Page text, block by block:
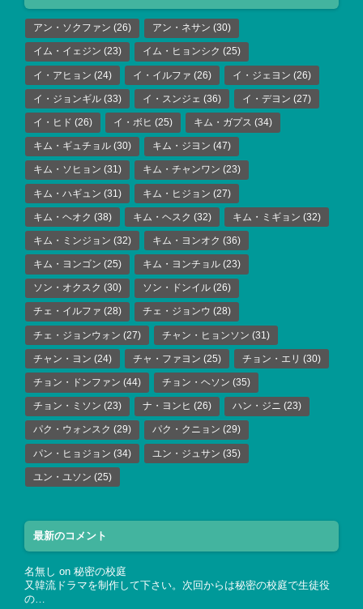
アン・ソクファン (26) アン・ネサン (30)
イム・イェジン (23) イム・ヒョンシク (25)
イ・アヒョン (24) イ・イルファ (26) イ・ジェヨン (26)
イ・ジョンギル (33) イ・スンジェ (36) イ・デヨン (27)
イ・ヒド (26) イ・ボヒ (25) キム・ガプス (34)
キム・ギュチョル (30) キム・ジヨン (47)
キム・ソヒョン (31) キム・チャンワン (23)
キム・ハギュン (31) キム・ヒジョン (27)
キム・ヘオク (38) キム・ヘスク (32) キム・ミギョン (32)
キム・ミンジョン (32) キム・ヨンオク (36)
キム・ヨンゴン (25) キム・ヨンチョル (23)
ソン・オクスク (30) ソン・ドンイル (26)
チェ・イルファ (28) チェ・ジョンウ (28)
チェ・ジョンウォン (27) チャン・ヒョンソン (31)
チャン・ヨン (24) チャ・ファヨン (25) チョン・エリ (30)
チョン・ドンファン (44) チョン・ヘソン (35)
チョン・ミソン (23) ナ・ヨンヒ (26) ハン・ジニ (23)
パク・ウォンスク (29) パク・クニョン (29)
パン・ヒョジョン (34) ユン・ジュサン (35)
ユン・ユソン (25)
最新のコメント
名無し on 秘密の校庭
又韓流ドラマを制作して下さい。次回からは秘密の校庭で生徒役
の…